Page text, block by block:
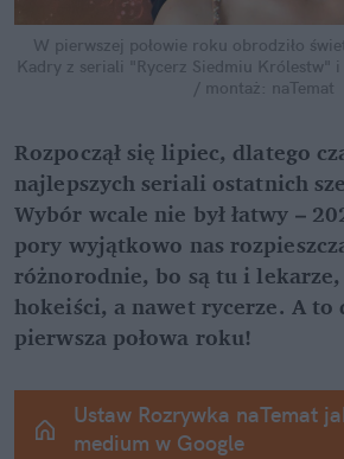
W pierwszej połowie roku obrodziło
Kadry z seriali "Rycerz Siedmiu Królestw" i
/ montaż: naTemat
Rozpoczął się lipiec, dlatego
najlepszych seriali ostatnich
Wybór wcale nie był łatwy –
pory wyjątkowo nas
różnorodnie, bo są tu i
hokeiści, a nawet rycerze. A to
pierwsza połowa roku!
Ustaw Rozrywka naTemat
medium w Google